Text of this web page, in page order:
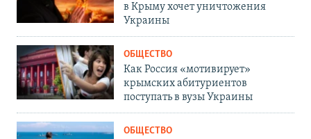
в Крыму хочет уничтожения
Украины
ОБЩЕСТВО
Как Россия «мотивирует»
крымских абитуриентов
поступать в вузы Украины
ОБЩЕСТВО